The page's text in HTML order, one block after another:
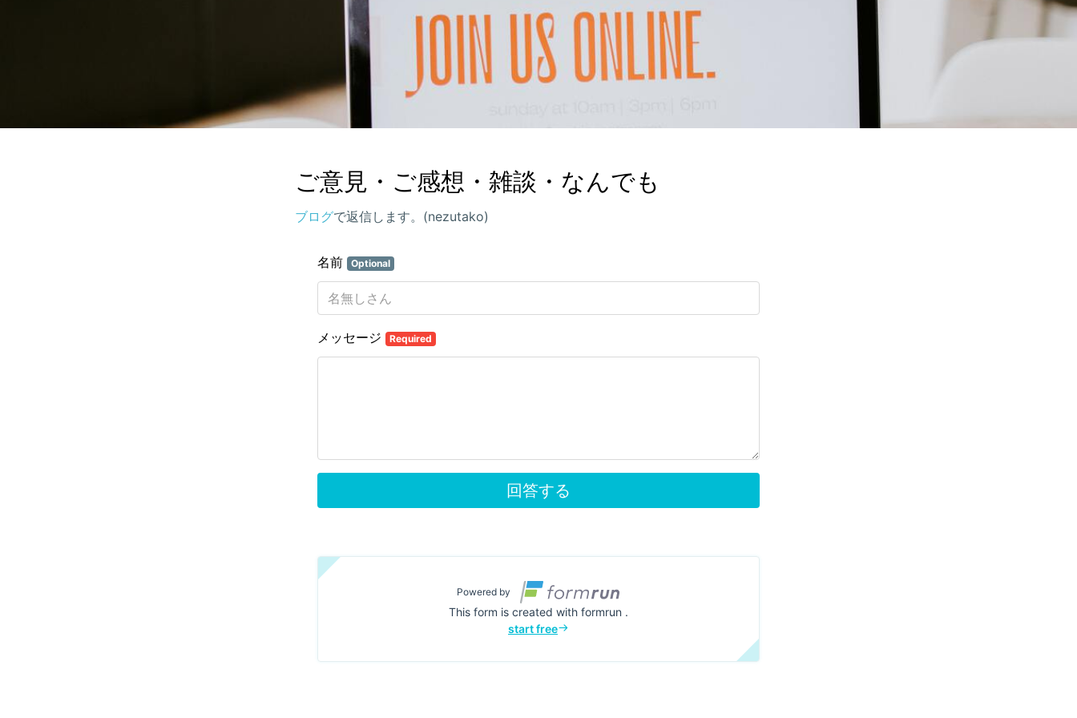
ご意見・ご感想・雑談・なんでも
ブログで返信します。(nezutako)
名前 Optional
メッセージ Required
回答する
Powered by
This form is created with formrun .
start free